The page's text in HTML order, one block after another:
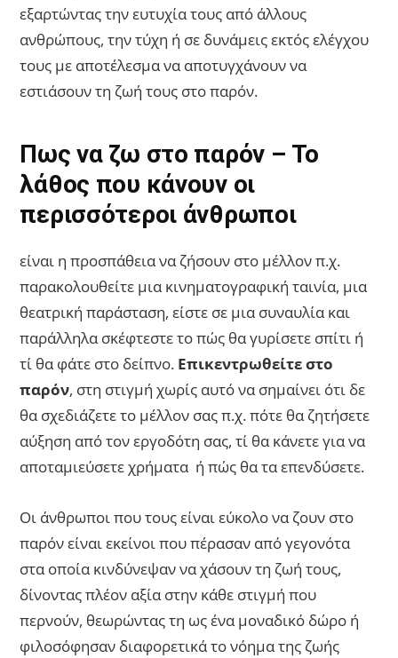
εξαρτώντας την ευτυχία τους από άλλους
ανθρώπους, την τύχη ή σε δυνάμεις εκτός ελέγχου
τους με αποτέλεσμα να αποτυγχάνουν να
εστιάσουν τη ζωή τους στο παρόν.
Πως να ζω στο παρόν – Το
λάθος που κάνουν οι
περισσότεροι άνθρωποι
είναι η προσπάθεια να ζήσουν στο μέλλον π.χ.
παρακολουθείτε μια κινηματογραφική ταινία, μια
θεατρική παράσταση, είστε σε μια συναυλία και
παράλληλα σκέφτεστε το πώς θα γυρίσετε σπίτι ή
τί θα φάτε στο δείπνο. Επικεντρωθείτε στο
παρόν, στη στιγμή χωρίς αυτό να σημαίνει ότι δε
θα σχεδιάζετε το μέλλον σας π.χ. πότε θα ζητήσετε
αύξηση από τον εργοδότη σας, τί θα κάνετε για να
αποταμιεύσετε χρήματα ή πώς θα τα επενδύσετε.
Οι άνθρωποι που τους είναι εύκολο να ζουν στο
παρόν είναι εκείνοι που πέρασαν από γεγονότα
στα οποία κινδύνεψαν να χάσουν τη ζωή τους,
δίνοντας πλέον αξία στην κάθε στιγμή που
περνούν, θεωρώντας τη ως ένα μοναδικό δώρο ή
φιλοσόφησαν διαφορετικά το νόημα της ζωής